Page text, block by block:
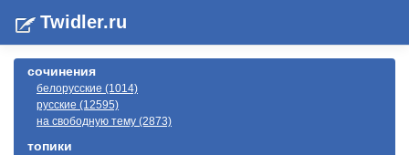
Twidler.ru
сочинения
белорусские (1014)
русские (12595)
на свободную тему (2873)
топики